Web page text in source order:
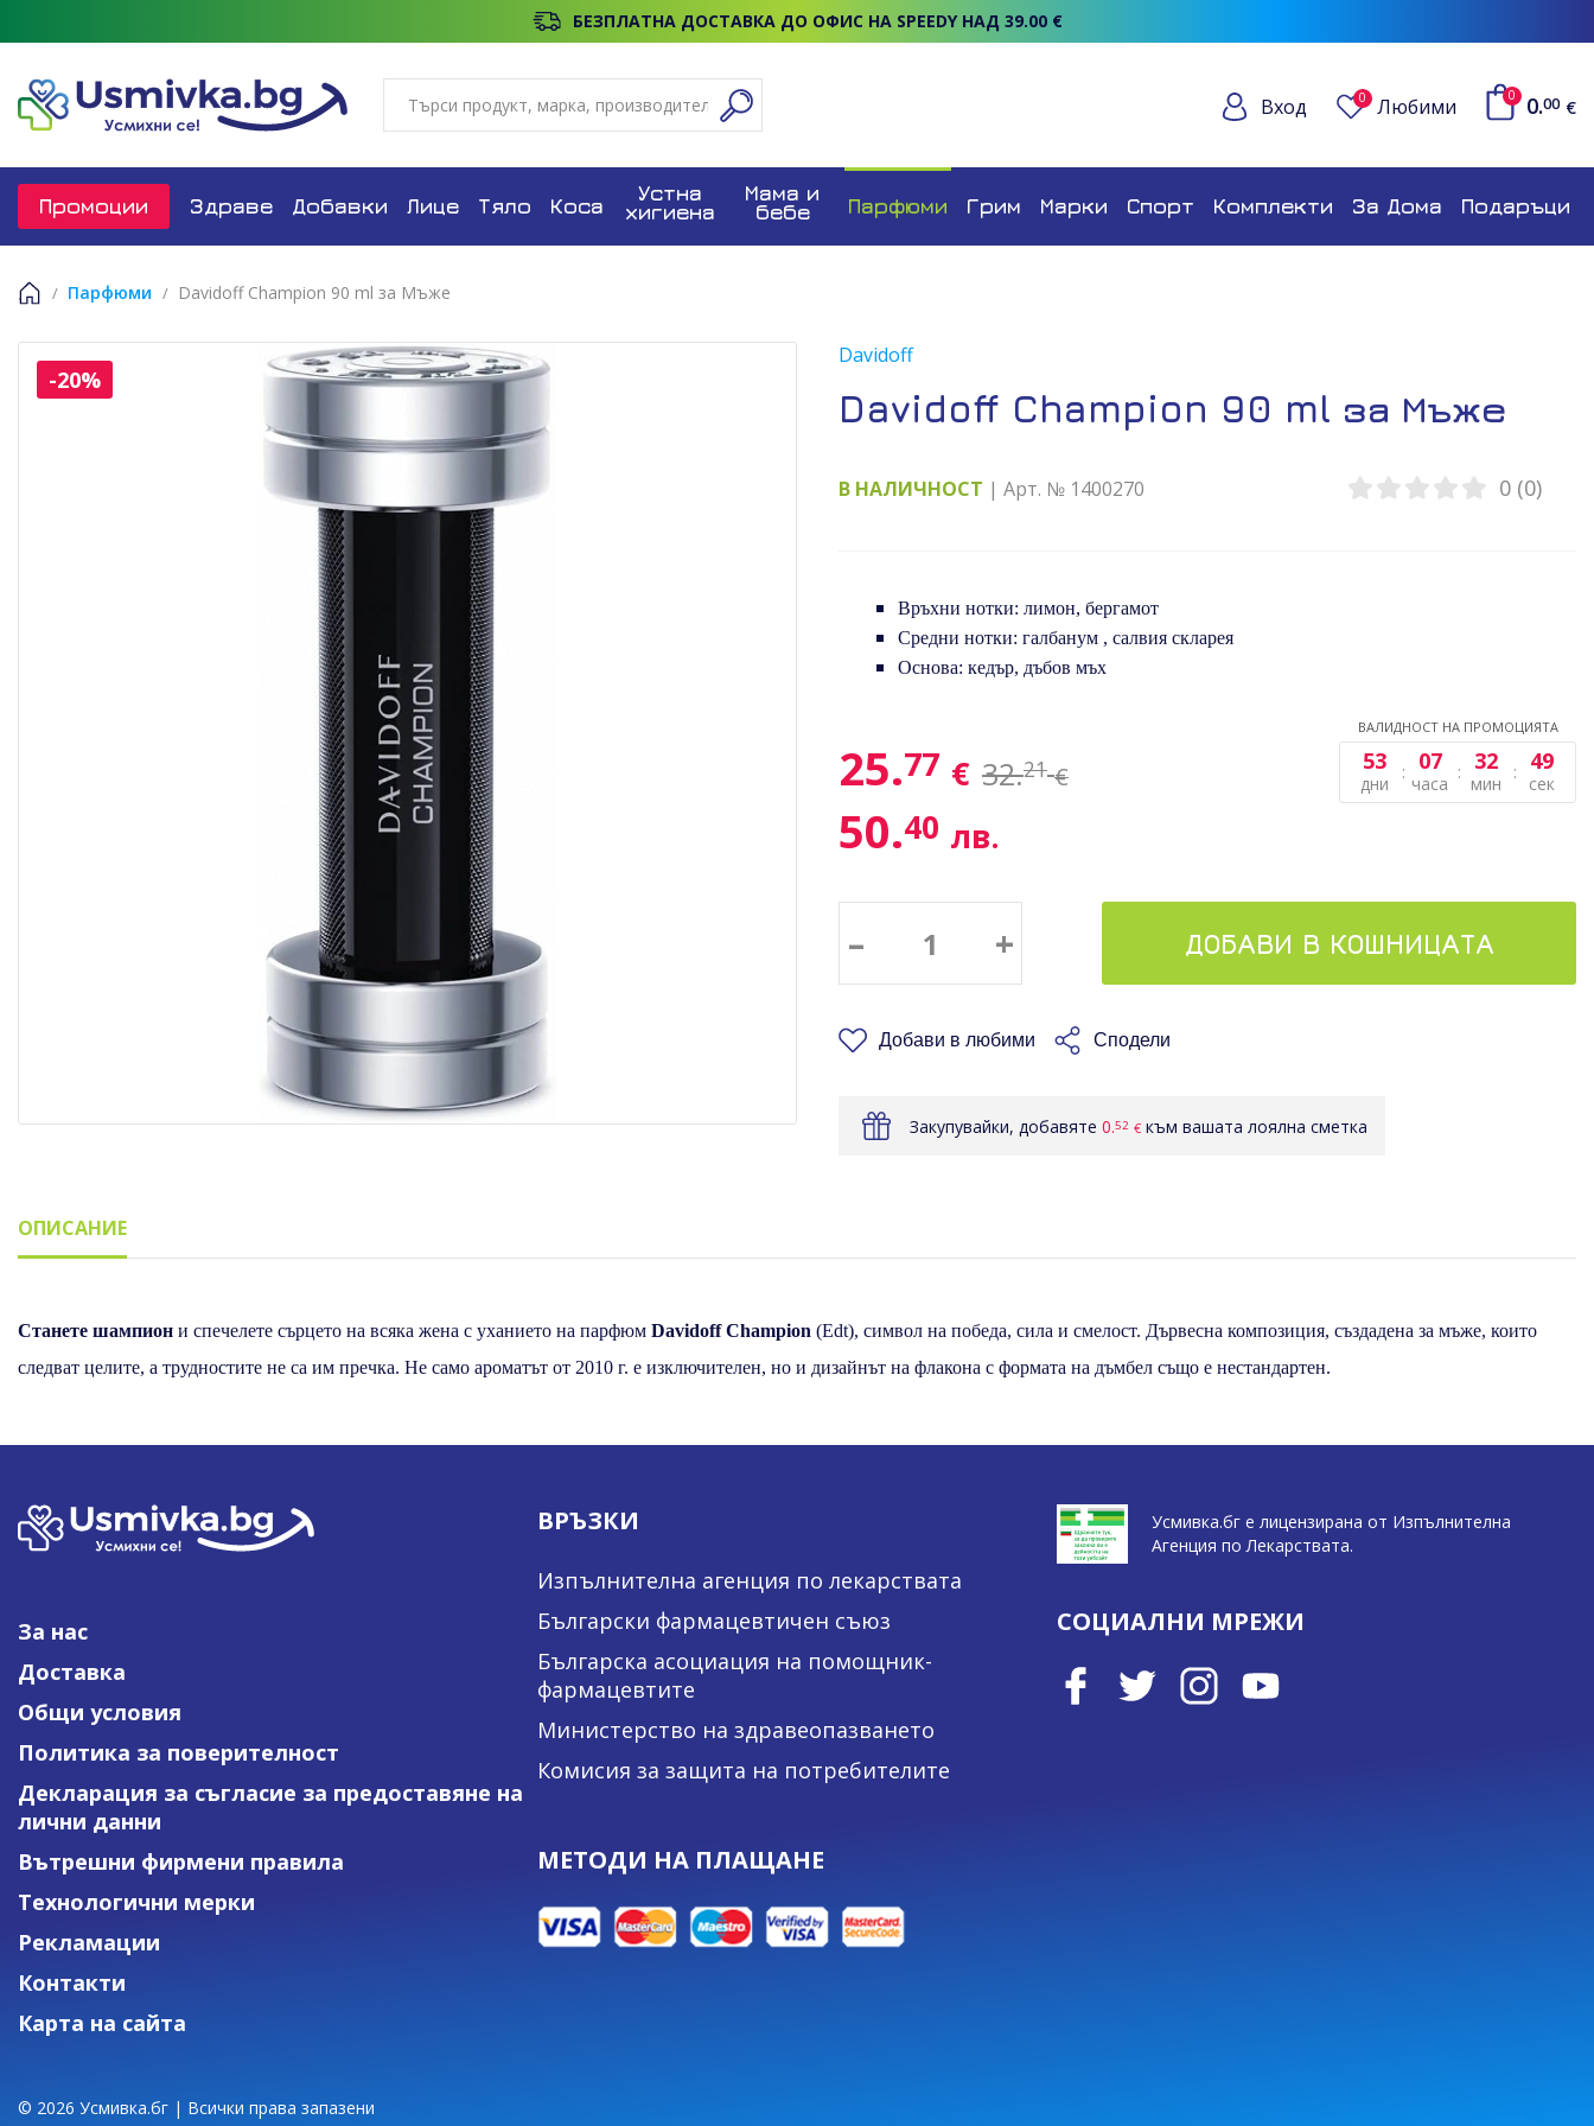
БЕЗПЛАТНА ДОСТАВКА ДО ОФИС НА SPEEDY НАД 39.00 €
Вход 0 Любими 0 0.00 €
Промоции Здраве Добавки Лице Тяло Коса
Устна
хигиена
Мама и
бебе Парфюми Грим Марки Спорт Комплекти За Дома Подаръци
Парфюми Davidoff Champion 90 ml за Мъже
-20%
Davidoff
Davidoff Champion 90 ml за Мъже
В НАЛИЧНОСТ | Арт. № 1400270 0 (0)
Връхни нотки: лимон, бергамот
Средни нотки: галбанум , салвия скларея
Основа: кедър, дъбов мъх
25.77 € 32.21 €
50.40 лв.
ВАЛИДНОСТ НА ПРОМОЦИЯТА
53
дни
07
часа
32
мин
49
сек
– + ДОБАВИ В КОШНИЦАТА
Добави в любими Сподели
Закупувайки, добавяте 0.52 € към вашата лоялна сметка
ОПИСАНИЕ
Станете шампион и спечелете сърцето на всяка жена с уханието на парфюм Davidoff Champion (Edt), символ на победа, сила и смелост. Дървесна композиция, създадена за мъже, които
следват целите, а трудностите не са им пречка. Не само ароматът от 2010 г. е изключителен, но и дизайнът на флакона с формата на дъмбел също е нестандартен.
За нас
Доставка
Общи условия
Политика за поверителност
Декларация за съгласие за предоставяне на
лични данни
Вътрешни фирмени правила
Технологични мерки
Рекламации
Контакти
Карта на сайта
© 2026 Усмивка.бг | Всички права запазени
ВРЪЗКИ
Изпълнителна агенция по лекарствата
Български фармацевтичен съюз
Българска асоциация на помощник-
фармацевтите
Министерство на здравеопазването
Комисия за защита на потребителите
МЕТОДИ НА ПЛАЩАНЕ
Усмивка.бг е лицензирана от Изпълнителна
Агенция по Лекарствата.
СОЦИАЛНИ МРЕЖИ